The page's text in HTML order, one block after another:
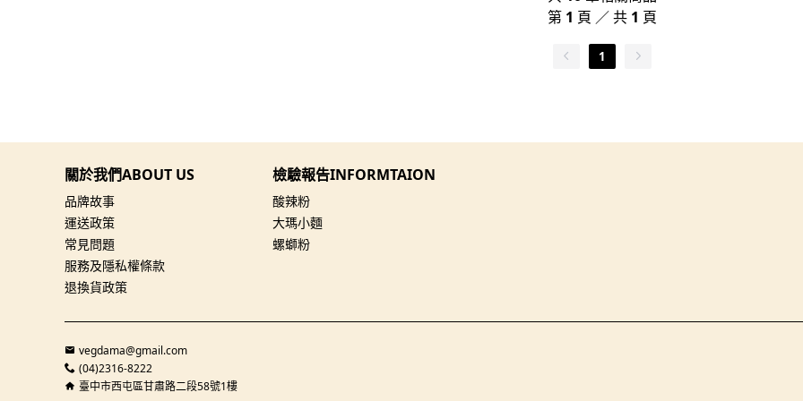
第 1 頁 ／ 共 1 頁
1
關於我們ABOUT US
品牌故事
運送政策
常見問題
服務及隱私權條款
退換貨政策
檢驗報告INFORMTAION
酸辣粉
大瑪小麵
螺螄粉
vegdama@gmail.com
(04)2316-8222
臺中市西屯區甘肅路二段58號1樓